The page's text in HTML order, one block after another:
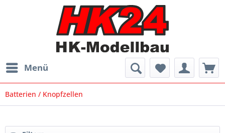
Menü
Batterien / Knopfzellen